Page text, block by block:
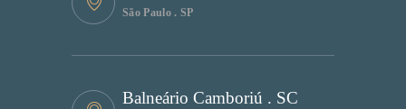
São Paulo . SP
Balneário Camboriú . SC